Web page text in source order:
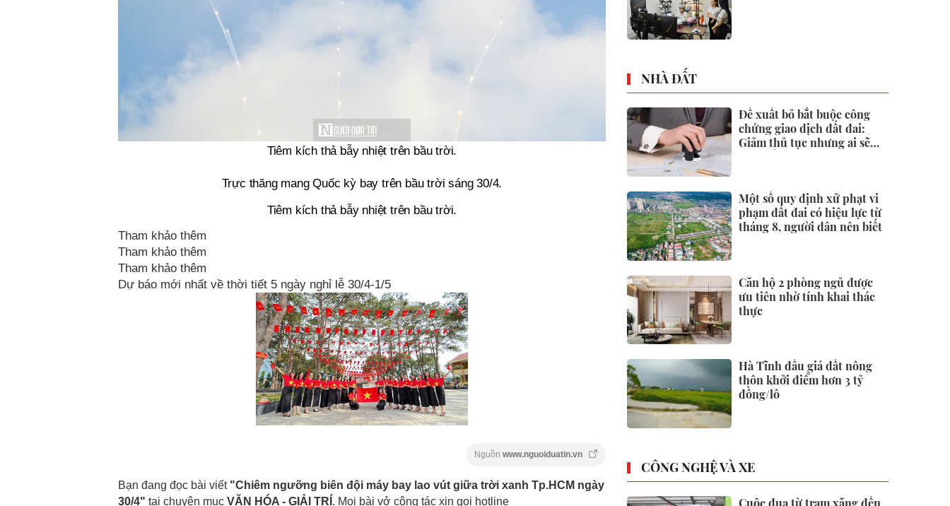
Tiêm kích thả bẫy nhiệt trên bầu trời.
Trực thăng mang Quốc kỳ bay trên bầu trời sáng 30/4.
Tiêm kích thả bẫy nhiệt trên bầu trời.
Tham khảo thêm
Tham khảo thêm
Tham khảo thêm
Dự báo mới nhất về thời tiết 5 ngày nghỉ lễ 30/4-1/5
Nguồn www.nguoiduatin.vn
Bạn đang đọc bài viết "Chiêm ngưỡng biên đội máy bay lao vút giữa trời xanh Tp.HCM ngày
30/4" tại chuyên mục VĂN HÓA - GIẢI TRÍ . Mọi bài vở cộng tác xin gọi hotline
NHÀ ĐẤT
Đề xuất bỏ bắt buộc công
chứng giao dịch đất đai:
Giảm thủ tục nhưng ai sẽ
Một số quy định xử phạt vi
phạm đất đai có hiệu lực từ
tháng 8, người dân nên biết
Căn hộ 2 phòng ngủ được
ưu tiên nhờ tính khai thác
thực
Hà Tĩnh đấu giá đất nông
thôn khởi điểm hơn 3 tỷ
đồng/lô
CÔNG NGHỆ VÀ XE
Cuộc đua từ trạm xăng đến